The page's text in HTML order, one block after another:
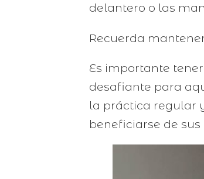
delantero o las
Recuerda
Es importante
desafiante para
la práctica regular
beneficiarse de